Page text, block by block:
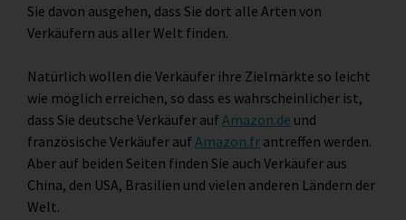
Sie davon ausgehen, dass Sie dort alle Arten von
Verkäufern aus aller Welt finden.
Natürlich wollen die Verkäufer ihre Zielmärkte so leicht
wie möglich erreichen, so dass es wahrscheinlicher ist,
dass Sie deutsche Verkäufer auf Amazon.de und
französische Verkäufer auf Amazon.fr antreffen werden.
Aber auf beiden Seiten finden Sie auch Verkäufer aus
China, den USA, Brasilien und vielen anderen Ländern der
Welt.